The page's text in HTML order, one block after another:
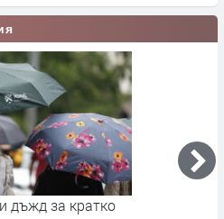
дъжд за кратко